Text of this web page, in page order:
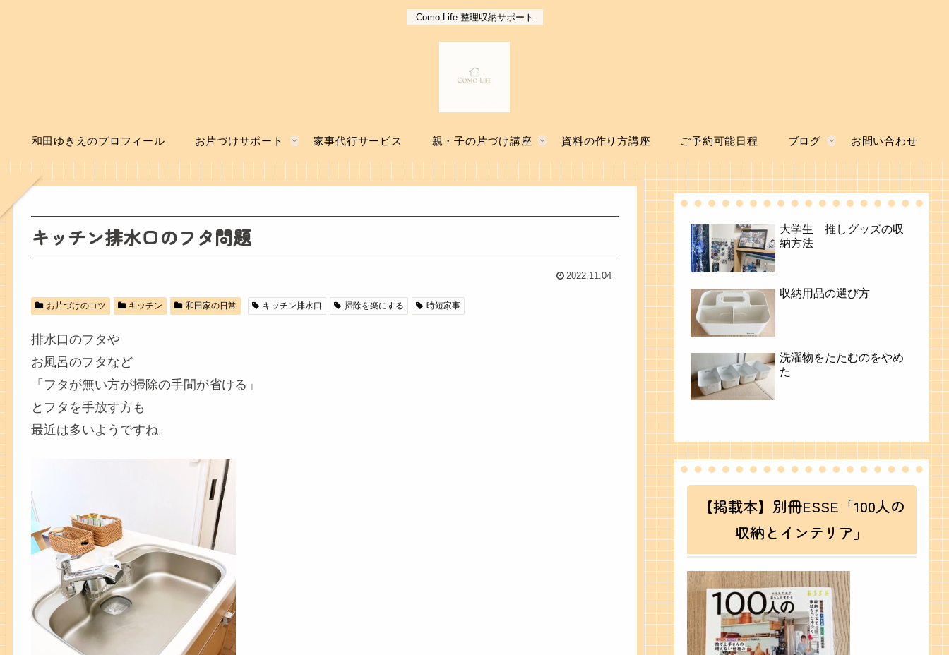
Como Life 整理収納サポート
和田ゆきえのプロフィール お片づけサポート 家事代行サービス 親・子の片づけ講座 資料の作り方講座 ご予約可能日程 ブログ お問い合わせ
キッチン排水口のフタ問題
2022.11.04
お片づけのコツ キッチン 和田家の日常 キッチン排水口 掃除を楽にする 時短家事
排水口のフタや
お風呂のフタなど
「フタが無い方が掃除の手間が省ける」
とフタを手放す方も
最近は多いようですね。
大学生 推しグッズの収
納方法
収納用品の選び方
洗濯物をたたむのをやめ
た
【掲載本】別冊ESSE「100人の
収納とインテリア」